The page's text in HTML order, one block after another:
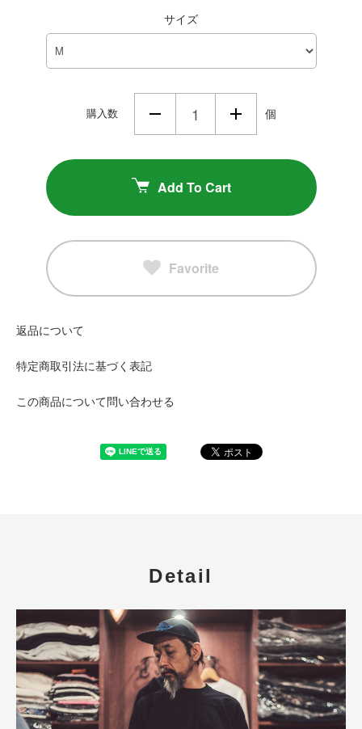
サイズ
購入数 個
Add To Cart
Favorite
返品について
特定商取引法に基づく表記
この商品について問い合わせる
Detail